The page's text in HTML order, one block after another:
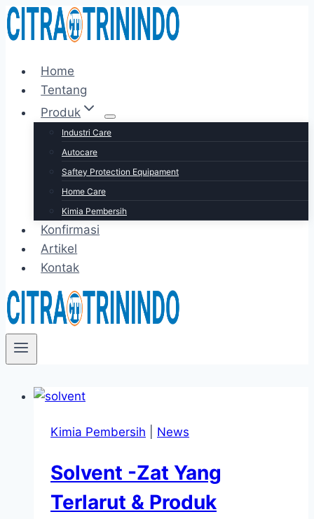
Skip
to
Home
Tentang
Produk
Industri Care
Autocare
Saftey Protection Equipament
Home Care
Kimia Pembersih
Konfirmasi
Artikel
Kontak
Kimia Pembersih News
Solvent -Zat Yang
Terlarut & Produk